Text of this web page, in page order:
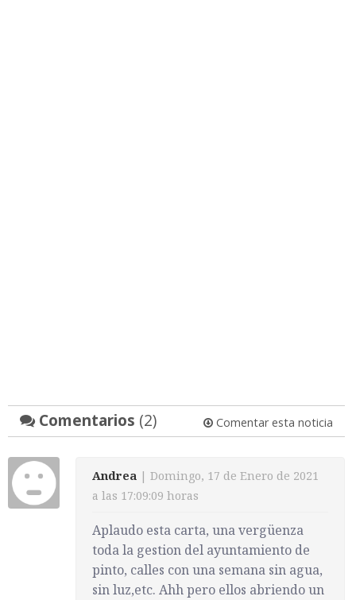
Comentarios (2) Comentar esta noticia
Andrea | Domingo, 17 de Enero de 2021
a las 17:09:09 horas
Aplaudo esta carta, una vergüenza
toda la gestion del ayuntamiento de
pinto, calles con una semana sin agua,
sin luz,etc. Ahh pero ellos abriendo un